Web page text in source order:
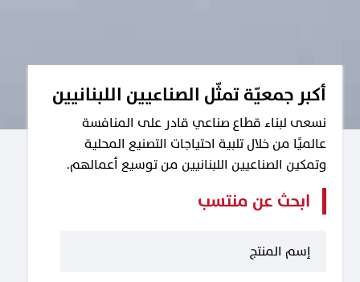
أكبر جمعيّة تمثّل الصناعيين اللبنانيين
نسعى لبناء قطاع صناعي قادر على المنافسة
عالميًا من خلال تلبية احتياجات التصنيع المحلية
وتمكين الصناعيين اللبنانيين من توسيع أعمالهم.
ابحث عن منتسب